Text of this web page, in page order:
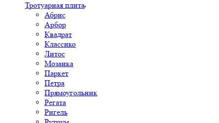
Тротуарная плита
Абрис
Арбор
Квадрат
Классико
Литос
Мозаика
Паркет
Петра
Прямоугольник
Регата
Ригель